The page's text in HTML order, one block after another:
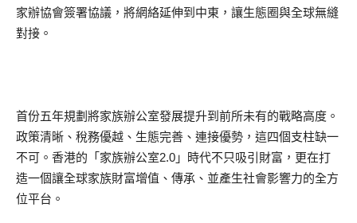
家辦協會簽署協議，將網絡延伸到中東，讓生態圈與全球無縫
對接。
首份五年規劃將家族辦公室發展提升到前所未有的戰略高度。
政策清晰、稅務優越、生態完善、連接優勢，這四個支柱缺一
不可。香港的「家族辦公室2.0」時代不只吸引財富，更在打
造一個讓全球家族財富增值、傳承、並產生社會影響力的全方
位平台。